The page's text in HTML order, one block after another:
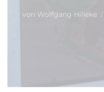
von Wolfgang Hilleke